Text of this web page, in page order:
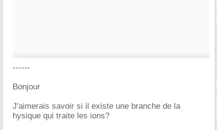
------
Bonjour
J'aimerais savoir si il existe une branche de la
hysique qui traite les ions?